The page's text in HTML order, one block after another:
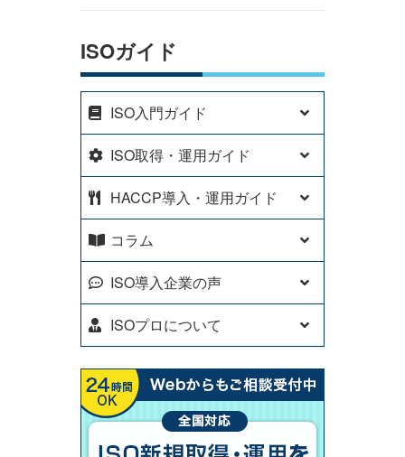
ISOガイド
ISO入門ガイド
ISO取得・運用ガイド
HACCP導入・運用ガイド
コラム
ISO導入企業の声
ISOプロについて